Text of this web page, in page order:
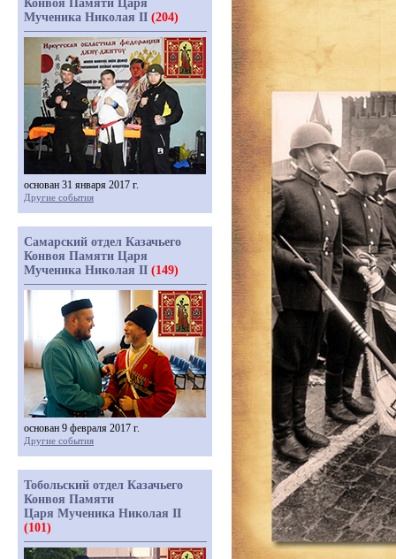
Конвоя Памяти Царя
Мученика Николая II (204)
основан 31 января 2017 г.
Другие события
Самарский отдел Казачьего
Конвоя Памяти Царя
Мученика Николая II (149)
основан 9 февраля 2017 г.
Другие события
Тобольский отдел Казачьего
Конвоя Памяти
Царя Мученика Николая II
(101)